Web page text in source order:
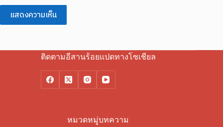
แสดงความเห็น
ติดตามอีสานร้อยแปดทางโซเชียล
หมวดหมู่บทความ